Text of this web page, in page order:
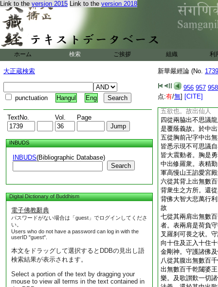
Link to the version 2015 Link to the version 2018
ホーム 検索 ご挨拶 組織 利
大正蔵検索
punctuation Hangul Eng
TextNo. Vol. Page
INBUDS
INBUDS(Bibliographic Database)
Search
Digital Dictionary of Buddhism
電子佛教辭典
パスワードがない場合は「guest」でログインしてくださ
い。
Users who do not have a password can log in with the
userID "guest".
本文をドラッグして選択するとDDBの見出し語
検索結果が表示されます。
Select a portion of the text by dragging your
mouse to view all terms in the text contained in
新華嚴經論 (No.
956 957 958
点:有/無] [CITE]
足下出無數百千億
十方者。表足是所
爲長者居士婆羅門
二從兩膝出無數百
所由。膝還出清淨
在。刹帝利者。是
也。表智隨生死自
明白萬法故。種種
是智中之行故。以
衆生數無量仙人者
之境。表以智幻生
五欲也。故出仙人
四從兩脇出不思議
是覆蔭義故。於中
五從胸前卍字中出
皆悉示現不可思議
皆大震動者。胸是
中出修羅衆。表精
軍高慢山王諂愛宮
六從其背上出無數
背衆生之方所。還
背佛大智大悲萬行
故
七從其兩肩出無數
者。表兩肩是荷負
叉羅刹可畏之状。
向十住及正入十住
金剛神。守護諸佛
八從其腹出無數百
出無數百千乾闥婆
樂。及歌讃歎一切